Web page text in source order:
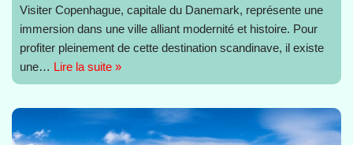
Visiter Copenhague, capitale du Danemark, représente une
immersion dans une ville alliant modernité et histoire. Pour
profiter pleinement de cette destination scandinave, il existe
une… Lire la suite »